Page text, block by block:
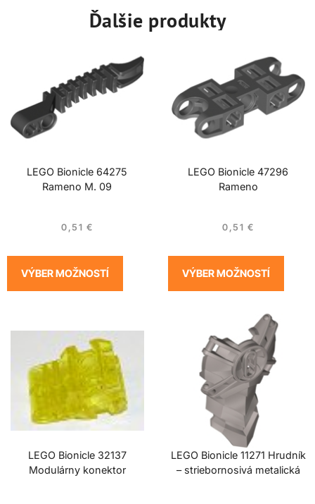
Ďalšie produkty
LEGO Bionicle 64275
Rameno M. 09
0,51 €
VÝBER MOŽNOSTÍ
LEGO Bionicle 47296
Rameno
0,51 €
VÝBER MOŽNOSTÍ
LEGO Bionicle 32137
Modulárny konektor
LEGO Bionicle 11271 Hrudník
– striebornosivá metalická